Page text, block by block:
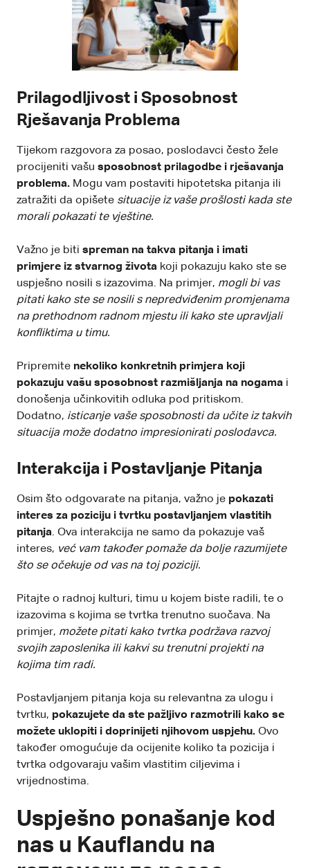
Prilagodljivost i Sposobnost
Rješavanja Problema
Tijekom razgovora za posao, poslodavci često žele
procijeniti vašu sposobnost prilagodbe i rješavanja
problema. Mogu vam postaviti hipotetska pitanja ili
zatražiti da opišete situacije iz vaše prošlosti kada ste
morali pokazati te vještine.
Važno je biti spreman na takva pitanja i imati
primjere iz stvarnog života koji pokazuju kako ste se
uspješno nosili s izazovima. Na primjer, mogli bi vas
pitati kako ste se nosili s nepredviđenim promjenama
na prethodnom radnom mjestu ili kako ste upravljali
konfliktima u timu.
Pripremite nekoliko konkretnih primjera koji
pokazuju vašu sposobnost razmišljanja na nogama i
donošenja učinkovitih odluka pod pritiskom.
Dodatno, isticanje vaše sposobnosti da učite iz takvih
situacija može dodatno impresionirati poslodavca.
Interakcija i Postavljanje Pitanja
Osim što odgovarate na pitanja, važno je pokazati
interes za poziciju i tvrtku postavljanjem vlastitih
pitanja. Ova interakcija ne samo da pokazuje vaš
interes, već vam također pomaže da bolje razumijete
što se očekuje od vas na toj poziciji.
Pitajte o radnoj kulturi, timu u kojem biste radili, te o
izazovima s kojima se tvrtka trenutno suočava. Na
primjer, možete pitati kako tvrtka podržava razvoj
svojih zaposlenika ili kakvi su trenutni projekti na
kojima tim radi.
Postavljanjem pitanja koja su relevantna za ulogu i
tvrtku, pokazujete da ste pažljivo razmotrili kako se
možete uklopiti i doprinijeti njihovom uspjehu. Ovo
također omogućuje da ocijenite koliko ta pozicija i
tvrtka odgovaraju vašim vlastitim ciljevima i
vrijednostima.
Uspješno ponašanje kod
nas u Kauflandu na